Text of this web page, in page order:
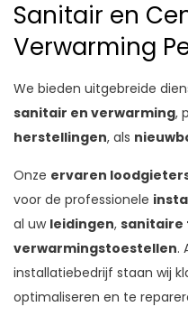
Sanitair en
Verwarming
We bieden uitgebreide
sanitair en verwarming,
herstellingen, als
Onze ervaren
voor de professionele
al uw leidingen, sanitaire
verwarmingstoestellen.
installatiebedrijf staan wij
optimaliseren en te